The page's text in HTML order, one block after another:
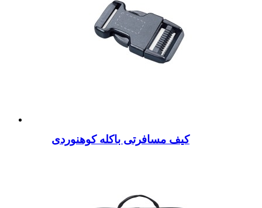
کیف مسافرتی باکله کوهنوردی